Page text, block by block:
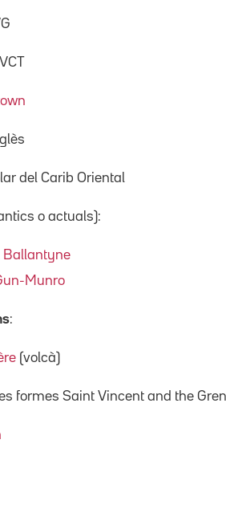
del Carib Oriental
o actuals):
Ballantyne
Munro
:
(volcà)
formes Saint Vincent and the